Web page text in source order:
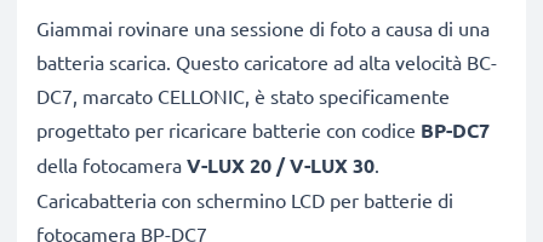
Giammai rovinare una sessione di foto a causa di una
batteria scarica. Questo caricatore ad alta velocità BC-
DC7, marcato CELLONIC, è stato specificamente
progettato per ricaricare batterie con codice BP-DC7
della fotocamera V-LUX 20 / V-LUX 30.
Caricabatteria con schermino LCD per batterie di
fotocamera BP-DC7